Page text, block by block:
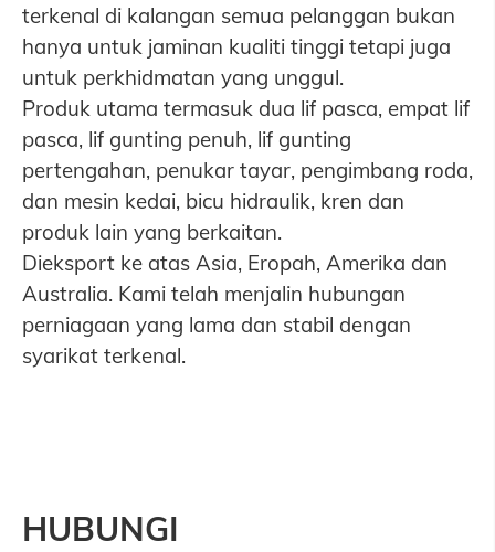
terkenal di kalangan semua pelanggan bukan
hanya untuk jaminan kualiti tinggi tetapi juga
untuk perkhidmatan yang unggul.
Produk utama termasuk dua lif pasca, empat lif
pasca, lif gunting penuh, lif gunting
pertengahan, penukar tayar, pengimbang roda,
dan mesin kedai, bicu hidraulik, kren dan
produk lain yang berkaitan.
Dieksport ke atas Asia, Eropah, Amerika dan
Australia. Kami telah menjalin hubungan
perniagaan yang lama dan stabil dengan
syarikat terkenal.
HUBUNGI